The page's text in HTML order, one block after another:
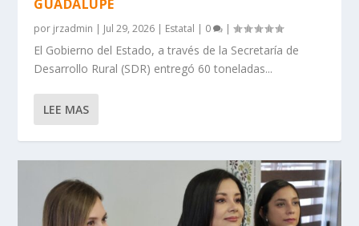
GUADALUPE
por jrzadmin | Jul 29, 2026 | Estatal | 0 |
El Gobierno del Estado, a través de la Secretaría de
Desarrollo Rural (SDR) entregó 60 toneladas...
LEE MAS